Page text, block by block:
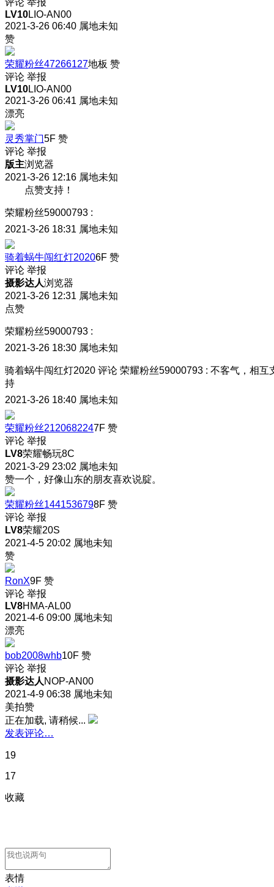
评论 举报
LV10LIO-AN00
2021-3-26 06:40 属地未知
赞
荣耀粉丝47266127地板 赞
评论 举报
LV10LIO-AN00
2021-3-26 06:41 属地未知
漂亮
灵秀掌门5F 赞
评论 举报
版主浏览器
2021-3-26 12:16 属地未知
点赞支持！
荣耀粉丝59000793 :
2021-3-26 18:31 属地未知
骑着蜗牛闯红灯20206F 赞
评论 举报
摄影达人浏览器
2021-3-26 12:31 属地未知
点赞
荣耀粉丝59000793 :
2021-3-26 18:30 属地未知
骑着蜗牛闯红灯2020 评论 荣耀粉丝59000793 : 不客气，相互
持
2021-3-26 18:40 属地未知
荣耀粉丝2120682247F 赞
评论 举报
LV8荣耀畅玩8C
2021-3-29 23:02 属地未知
赞一个，好像山东的朋友喜欢说腚。
荣耀粉丝1441536798F 赞
评论 举报
LV8荣耀20S
2021-4-5 20:02 属地未知
赞
RonX9F 赞
评论 举报
LV8HMA-AL00
2021-4-6 09:00 属地未知
漂亮
bob2008whb10F 赞
评论 举报
摄影达人 NOP-AN00
2021-4-9 06:38 属地未知
美拍赞
正在加载, 请稍候...
发表评论…
19
17
收藏
表情